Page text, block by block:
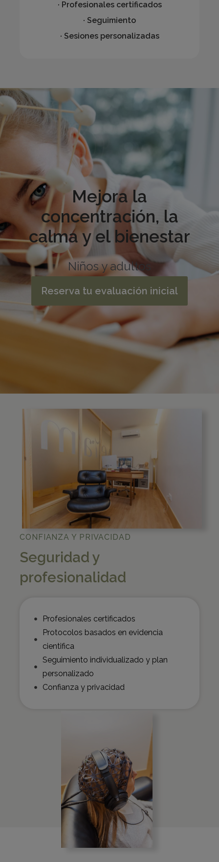
· Profesionales certificados
· Seguimiento
· Sesiones personalizadas
Mejora la
concentración, la
calma y el bienestar
Niños y adultos
Reserva tu evaluación inicial
CONFIANZA Y PRIVACIDAD
Seguridad y
profesionalidad
Profesionales certificados
Protocolos basados en evidencia
cientifica
Seguimiento individualizado y plan
personalizado
Confianza y privacidad